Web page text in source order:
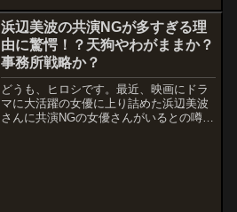
さい。上野樹里さんと言えば、一番印象
が残...
浜辺美波の共演NGが多すぎる理
由に驚愕！？天狗やわがままか？
事務所戦略か？
どうも、ヒロシです。最近、映画にドラ
マに大活躍の女優に上り詰めた浜辺美波
さんに共演NGの女優さんがいるとの噂を